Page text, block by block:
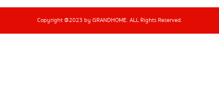
Copyright @2023 by GRANDHOME. ALL Rights Reserved.